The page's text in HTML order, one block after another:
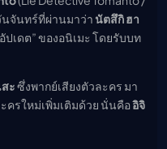
เมะ
นจันทร์ที่ผ่านมาว่า นัตสึกิ ฮา
เดต” ของอนิเมะ โดยรับบท
สะซึ่งพากย์เสียงตัวละคร มา
ครใหม่เพิ่มเติมด้วย นั่นคืออิจิ